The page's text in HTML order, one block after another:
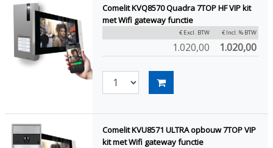
Comelit KVQ8570 Quadra 7TOP HF VIP kit
met Wifi gateway functie
€ Excl. BTW € Incl. % BTW
1.020,00 1.020,00
Comelit KVU8571 ULTRA opbouw 7TOP VIP
kit met Wifi gateway functie